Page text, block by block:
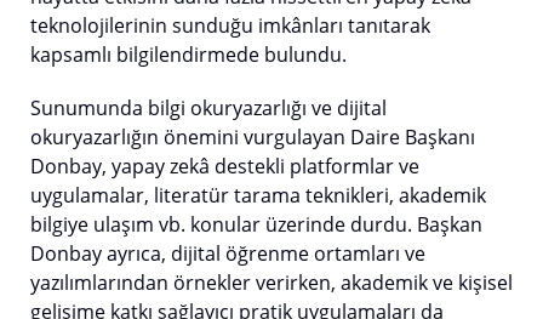
teknolojilerinin sunduğu imkânları tanıtarak
kapsamlı bilgilendirmede bulundu.
Sunumunda bilgi okuryazarlığı ve dijital
okuryazarlığın önemini vurgulayan Daire Başkanı
Donbay, yapay zekâ destekli platformlar ve
uygulamalar, literatür tarama teknikleri, akademik
bilgiye ulaşım vb. konular üzerinde durdu. Başkan
Donbay ayrıca, dijital öğrenme ortamları ve
yazılımlarından örnekler verirken, akademik ve kişisel
gelişime katkı sağlayıcı pratik uygulamaları da